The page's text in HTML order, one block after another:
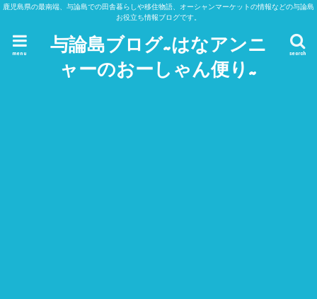
鹿児島県の最南端、与論島での田舎暮らしや移住物語、オーシャンマーケットの情報などの与論島
お役立ち情報ブログです。
与論島ブログ~はなアンニ
ャーのおーしゃん便り~
search
menu